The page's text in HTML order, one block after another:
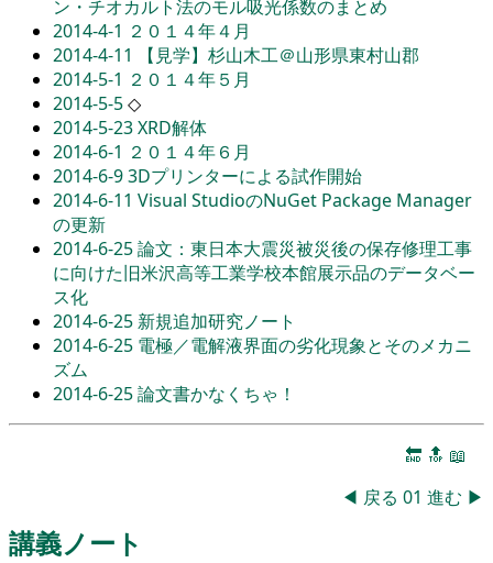
ン・チオカルト法のモル吸光係数のまとめ
2014-4-1 ２０１４年４月
2014-4-11
【見学】杉山木工＠山形県東村山郡
2014-5-1 ２０１４年５月
2014-5-5◇
2014-5-23XRD解体
2014-6-1 ２０１４年６月
2014-6-93Dプリンターによる試作開始
2014-6-11 Visual StudioのNuGet Package Manager
の更新
2014-6-25論文：東日本大震災被災後の保存修理工事
に向けた旧米沢高等工業学校本館展示品のデータベー
ス化
2014-6-25 新規追加研究ノート
2014-6-25 電極／電解液界面の劣化現象とそのメカニ
ズム
2014-6-25論文書かなくちゃ！
🔚 🔝 📖
◀ 戻る 01 進む ▶
講義ノート